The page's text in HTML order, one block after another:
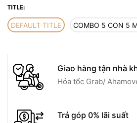
TITLE:
DEFAULT TITLE COMBO 5 CON 5
Giao hàng tận nhà
Hỏa tốc Grab/
Trả góp 0% lãi suất